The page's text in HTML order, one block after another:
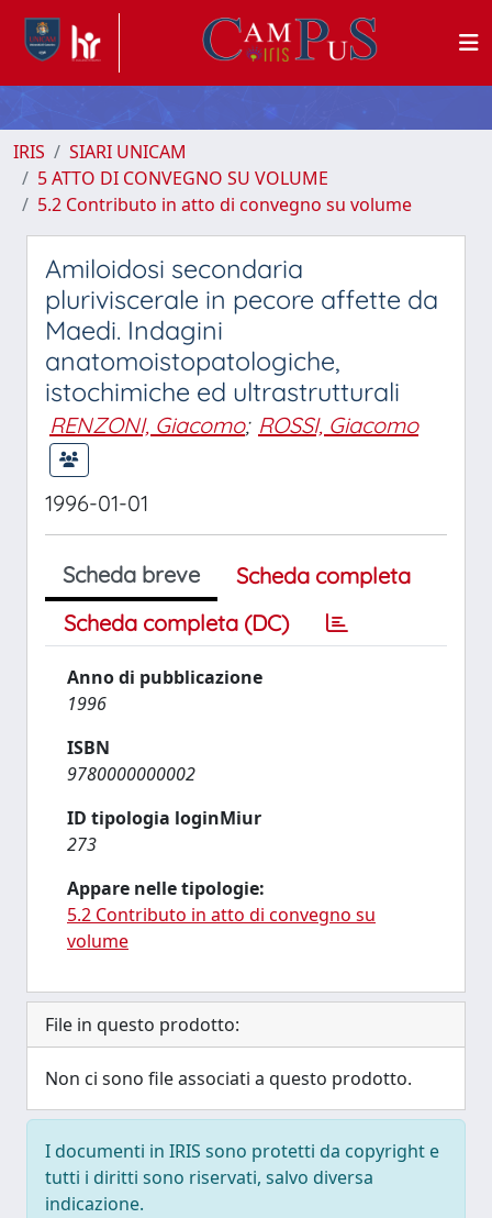
IRIS
SIARI UNICAM
5 ATTO DI CONVEGNO SU VOLUME
5.2 Contributo in atto di convegno su volume
Amiloidosi secondaria
pluriviscerale in pecore affette da
Maedi. Indagini
anatomoistopatologiche,
istochimiche ed ultrastrutturali
RENZONI, Giacomo; ROSSI, Giacomo
1996-01-01
Scheda breve
Scheda completa
Scheda completa (DC)
Anno di pubblicazione
1996
ISBN
9780000000002
ID tipologia loginMiur
273
Appare nelle tipologie:
5.2 Contributo in atto di convegno su
volume
File in questo prodotto:
Non ci sono file associati a questo prodotto.
I documenti in IRIS sono protetti da copyright e
tutti i diritti sono riservati, salvo diversa
indicazione.